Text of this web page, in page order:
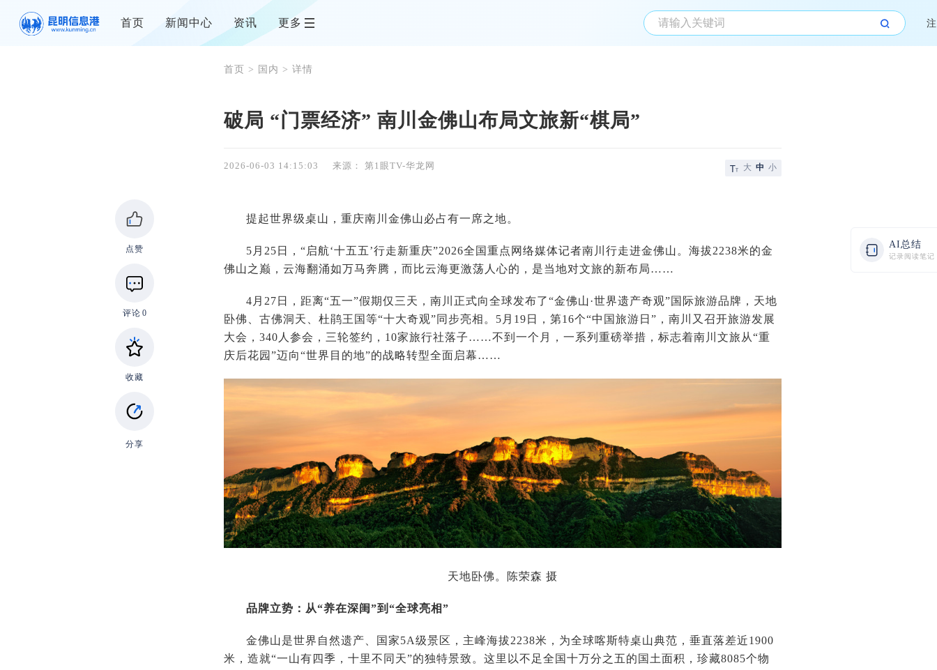
首页 新闻中心 资讯 更多
点赞
评论 0
收藏
分享
AI总结
记录阅读笔记
首页 > 国内 > 详情
破局 “门票经济” 南川金佛山布局文旅新“棋局”
2026-06-03 14:15:03 来源： 第1眼TV-华龙网 大 中 小
提起世界级桌山，重庆南川金佛山必占有一席之地。
5月25日，“启航‘十五五’行走新重庆”2026全国重点网络媒体记者南川行走进金佛山。海拔2238米的金
佛山之巅，云海翻涌如万马奔腾，而比云海更激荡人心的，是当地对文旅的新布局……
4月27日，距离“五一”假期仅三天，南川正式向全球发布了“金佛山·世界遗产奇观”国际旅游品牌，天地
卧佛、古佛洞天、杜鹃王国等“十大奇观”同步亮相。5月19日，第16个“中国旅游日”，南川又召开旅游发展
大会，340人参会，三轮签约，10家旅行社落子……不到一个月，一系列重磅举措，标志着南川文旅从“重
庆后花园”迈向“世界目的地”的战略转型全面启幕……
天地卧佛。陈荣森 摄
品牌立势：从“养在深闺”到“全球亮相”
金佛山是世界自然遗产、国家5A级景区，主峰海拔2238米，为全球喀斯特桌山典范，垂直落差近1900
米，造就“一山有四季，十里不同天”的独特景致。这里以不足全国十万分之五的国土面积，珍藏8085个物